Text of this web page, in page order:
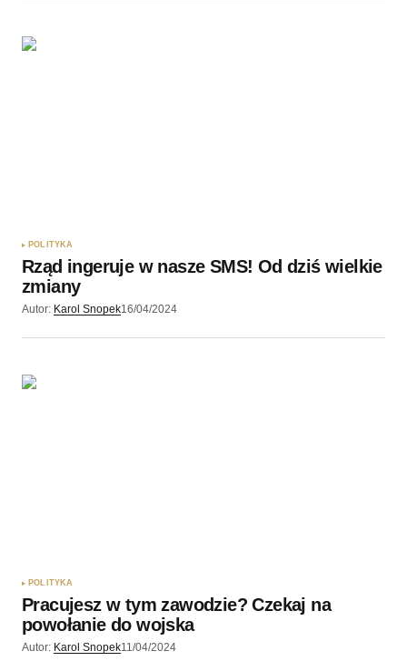
POLITYKA
Rząd ingeruje w nasze SMS! Od dziś wielkie
zmiany
Autor: Karol Snopek16/04/2024
POLITYKA
Pracujesz w tym zawodzie? Czekaj na
powołanie do wojska
Autor: Karol Snopek11/04/2024